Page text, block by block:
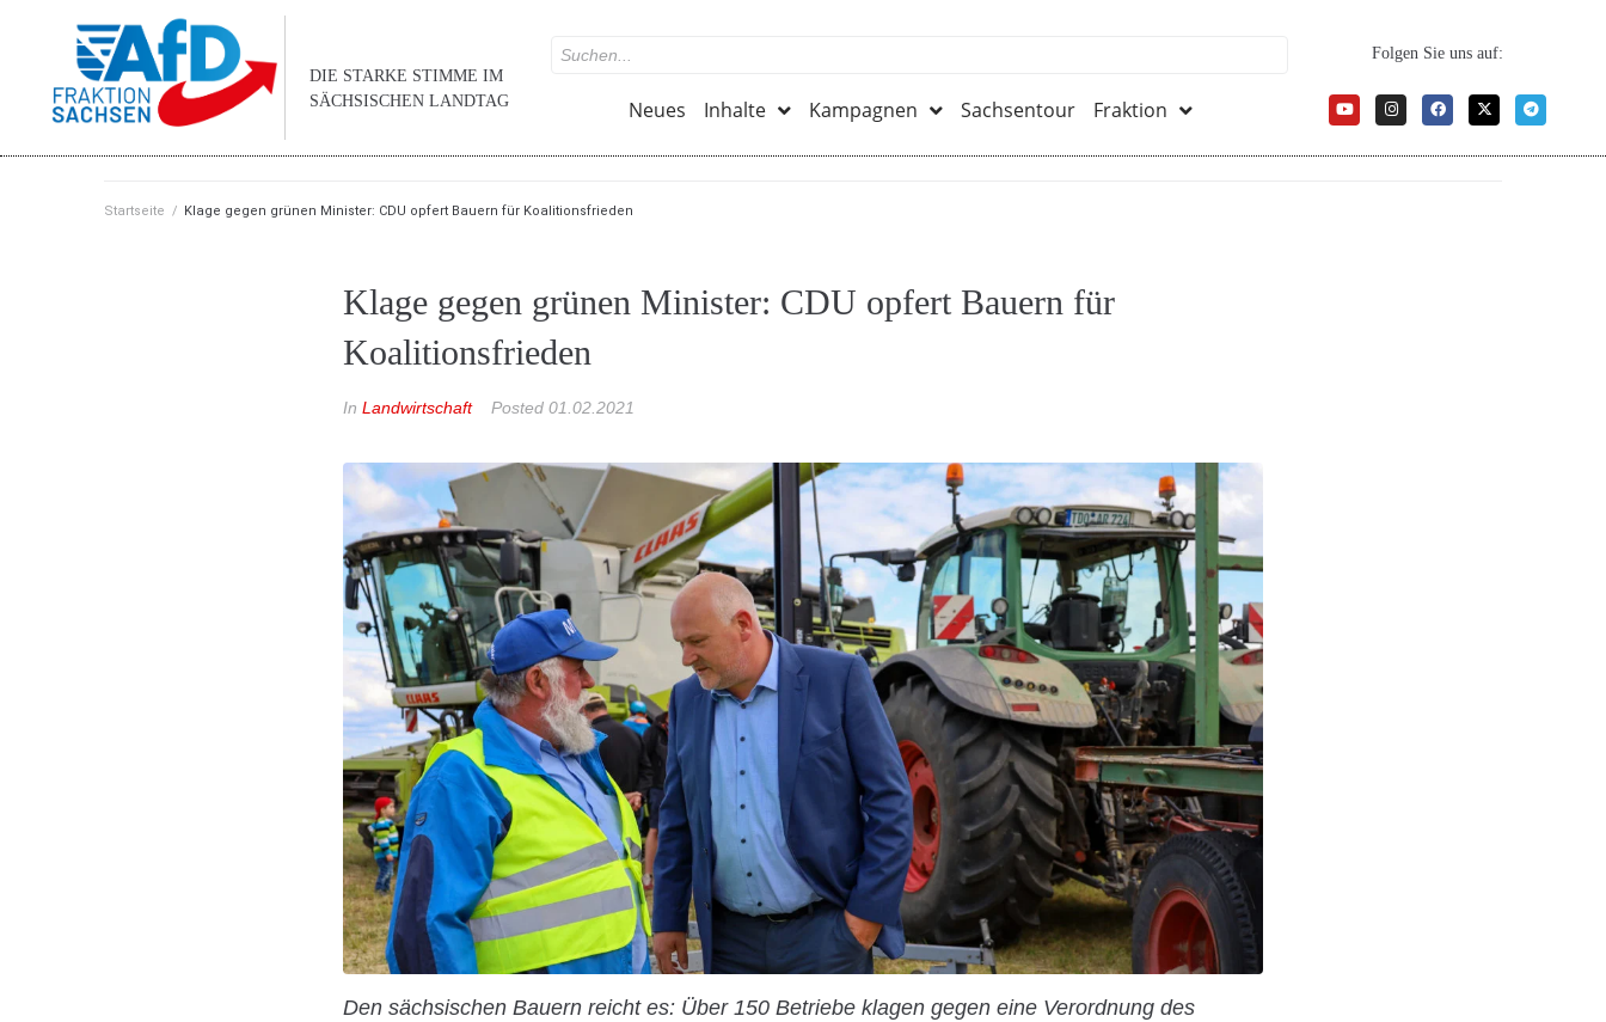
DIE STARKE STIMME IM
SÄCHSISCHEN LANDTAG
Neues Inhalte Kampagnen Sachsentour Fraktion
Folgen Sie uns auf:
Startseite / Klage gegen grünen Minister: CDU opfert Bauern für Koalitionsfrieden
Klage gegen grünen Minister: CDU opfert Bauern für
Koalitionsfrieden
In Landwirtschaft Posted 01.02.2021
Den sächsischen Bauern reicht es: Über 150 Betriebe klagen gegen eine Verordnung des